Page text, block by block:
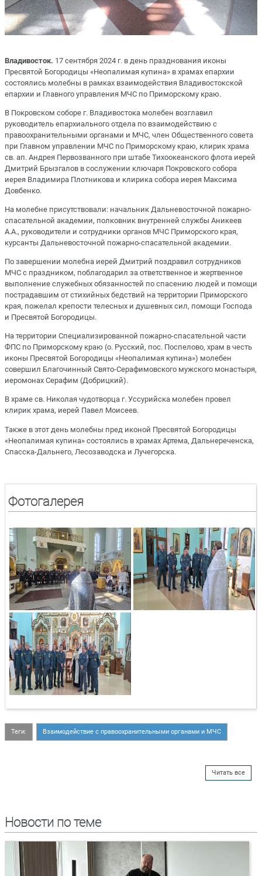
Владивосток. 17 сентября 2024 г. в день празднования иконы
Пресвятой Богородицы «Неопалимая купина» в храмах епархии
состоялись молебны в рамках взаимодействия Владивостокской
епархии и Главного управления МЧС по Приморскому краю.
В Покровском соборе г. Владивостока молебен возглавил
руководитель епархиального отдела по взаимодействию с
правоохранительными органами и МЧС, член Общественного совета
при Главном управлении МЧС по Приморскому краю, клирик храма
св. ап. Андрея Первозванного при штабе Тихоокеанского флота иерей
Дмитрий Брызгалов в сослужении ключаря Покровского собора
иерея Владимира Плотникова и клирика собора иерея Максима
Довбенко.
На молебне присутствовали: начальник Дальневосточной пожарно-
спасательной академии, полковник внутренней службы Аникеев
А.А., руководители и сотрудники органов МЧС Приморского края,
курсанты Дальневосточной пожарно-спасательной академии.
По завершении молебна иерей Дмитрий поздравил сотрудников
МЧС с праздником, поблагодарил за ответственное и жертвенное
выполнение служебных обязанностей по спасению людей и помощи
пострадавшим от стихийных бедствий на территории Приморского
края, пожелал крепости телесных и душевных сил, помощи Господа
и Пресвятой Богородицы.
На территории Специализированной пожарно-спасательной части
ФПС по Приморскому краю (о. Русский, пос. Поспелово, храм в честь
иконы Пресвятой Богородицы «Неопалимая купина») молебен
совершил Благочинный Свято-Серафимовского мужского монастыря,
иеромонах Серафим (Добрицкий).
В храме св. Николая чудотворца г. Уссурийска молебен провел
клирик храма, иерей Павел Моисеев.
Также в этот день молебны пред иконой Пресвятой Богородицы
«Неопалимая купина» состоялись в храмах Артема, Дальнереченска,
Спасска-Дальнего, Лесозаводска и Лучегорска.
Фотогалерея
Теги: Взаимодействие с правоохранительными органами и МЧС
Читать все
Новости по теме